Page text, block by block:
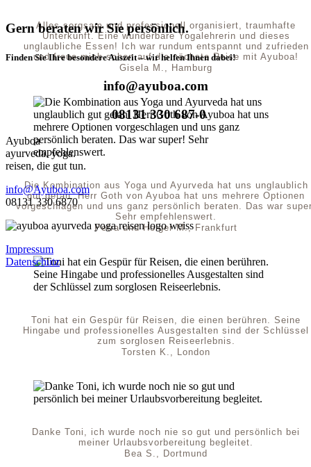
Alles sorgsam und professionell organisiert, traumhafte
Unterkunft. Eine wunderbare Yogalehrerin und dieses
unglaubliche Essen! Ich war rundum entspannt und zufrieden
und freue mich schon auf die nächste Reise mit Ayuboa!
Gisela M., Hamburg
Die Kombination aus Yoga und Ayurveda hat uns unglaublich
gut getan. Herr Goth von Ayuboa hat uns mehrere Optionen
vorgeschlagen und uns ganz persönlich beraten. Das war
Sehr empfehlenswert.
Petra und Holger M., Frankfurt
Toni hat ein Gespür für Reisen, die einen berühren. Seine
Hingabe und professionelles Ausgestalten sind der Schlüssel
zum sorglosen Reiseerlebnis.
Torsten K., London
Danke Toni, ich wurde noch nie so gut und persönlich bei
meiner Urlaubsvorbereitung begleitet.
Bea S., Dortmund
Gern beraten wir Sie persönlich.
Finden Sie Ihre besondere Auszeit – wir helfen Ihnen dabei!
info@ayuboa.com
08131 330 687-0
Ayuboa
ayurveda. yoga.
reisen, die gut tun.
info@Ayuboa.com
08131 330 6870
Impressum
Datenschutz